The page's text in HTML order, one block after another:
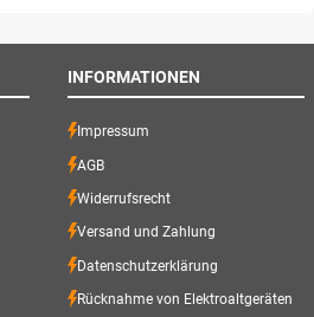
INFORMATIONEN
Impressum
AGB
Widerrufsrecht
Versand und Zahlung
Datenschutzerklärung
Rücknahme von Elektroaltgeräten